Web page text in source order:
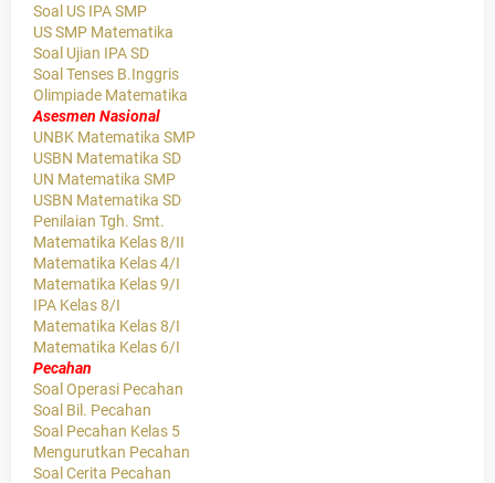
Soal US IPA SMP
US SMP Matematika
Soal Ujian IPA SD
Soal Tenses B.Inggris
Olimpiade Matematika
Asesmen Nasional
UNBK Matematika SMP
USBN Matematika SD
UN Matematika SMP
USBN Matematika SD
Penilaian Tgh. Smt.
Matematika Kelas 8/II
Matematika Kelas 4/I
Matematika Kelas 9/I
IPA Kelas 8/I
Matematika Kelas 8/I
Matematika Kelas 6/I
Pecahan
Soal Operasi Pecahan
Soal Bil. Pecahan
Soal Pecahan Kelas 5
Mengurutkan Pecahan
Soal Cerita Pecahan